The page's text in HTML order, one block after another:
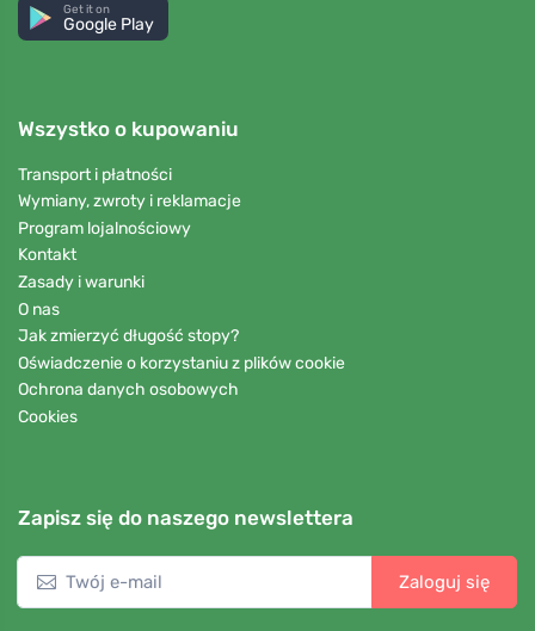
Get it on
Google Play
Wszystko o kupowaniu
Transport i płatności
Wymiany, zwroty i reklamacje
Program lojalnościowy
Kontakt
Zasady i warunki
O nas
Jak zmierzyć długość stopy?
Oświadczenie o korzystaniu z plików cookie
Ochrona danych osobowych
Cookies
Zapisz się do naszego newslettera
Zaloguj się